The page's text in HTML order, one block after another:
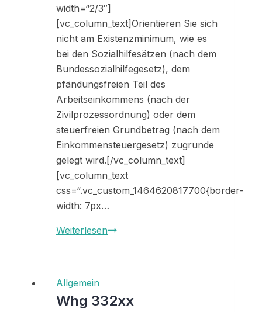
width=“2/3″]
[vc_column_text]Orientieren Sie sich
nicht am Existenzminimum, wie es
bei den Sozialhilfesätzen (nach dem
Bundessozialhilfegesetz), dem
pfändungsfreien Teil des
Arbeitseinkommens (nach der
Zivilprozessordnung) oder dem
steuerfreien Grundbetrag (nach dem
Einkommensteuergesetz) zugrunde
gelegt wird.[/vc_column_text]
[vc_column_text
css=“.vc_custom_1464620817700{border-
width: 7px…
WeiterlesenLebenshaltungskosten
Allgemein
Whg 332xx